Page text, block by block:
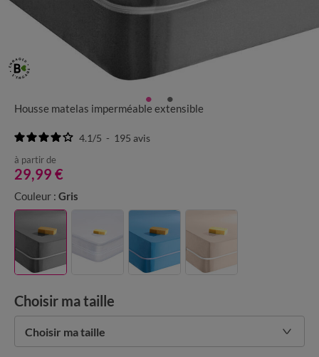
Housse matelas imperméable extensible
4.1/5 - 195 avis
à partir de
29,99 €
Couleur : Gris
Choisir ma taille
Choisir ma taille